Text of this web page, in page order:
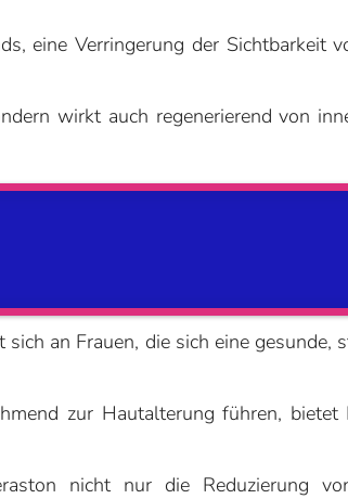
eine Verringerung der Sichtbarkeit
wirkt auch regenerierend von
an Frauen, die sich eine gesunde,
zur Hautalterung führen, bietet
nicht nur die Reduzierung